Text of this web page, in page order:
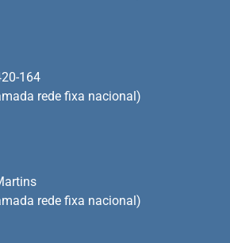
rede fixa nacional)
164
rede fixa nacional)